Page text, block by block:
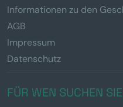
Informationen zu den
AGB
Impressum
Datenschutz
FÜR WEN SUCHEN